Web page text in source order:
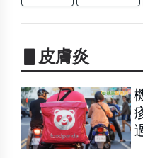
▋皮膚炎